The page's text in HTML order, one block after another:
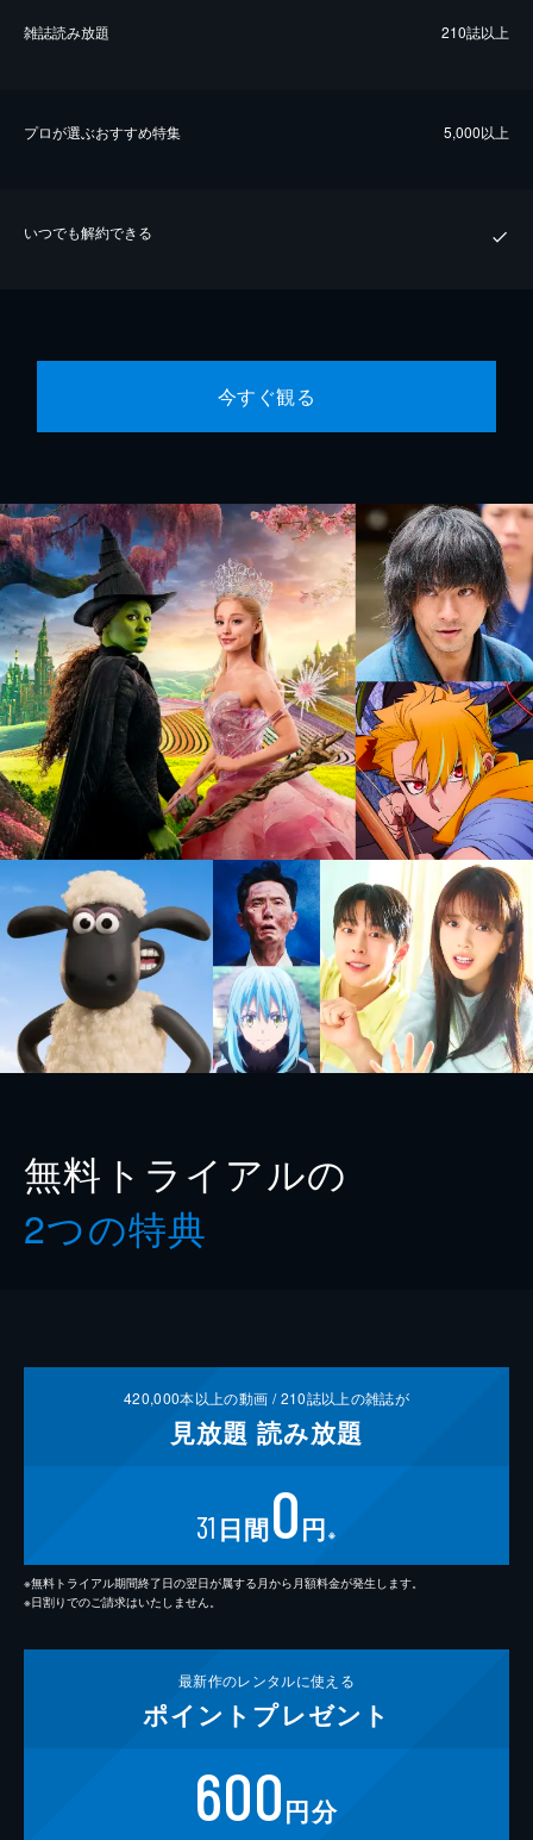
雑誌読み放題 210誌以上
プロが選ぶおすすめ特集 5,000以上
いつでも解約できる
今すぐ観る
無料トライアルの
2つの特典
420,000本以上の動画 /210誌以上の雑誌が
見放題 読み放題
31 日間0円 ※
※無料トライアル期間終了日の翌日が属する月から月額料金が発生します。
※日割りでのご請求はいたしません。
最新作のレンタルに使える
ポイント プレゼント
600円分